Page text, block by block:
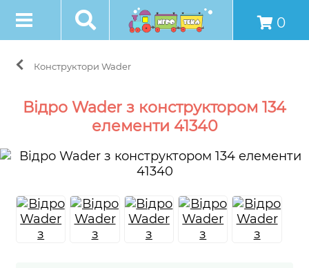
0
Конструктори Wader
Відро Wader з конструктором 134
елементи 41340